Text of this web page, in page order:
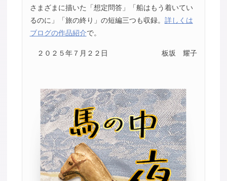
さまざまに描いた「想定問答」「船はもう着いてい
るのに」「旅の終り」の短編三つも収録。 詳しくは
ブログの作品紹介で。
２０２５年７月２２日 板坂 耀子